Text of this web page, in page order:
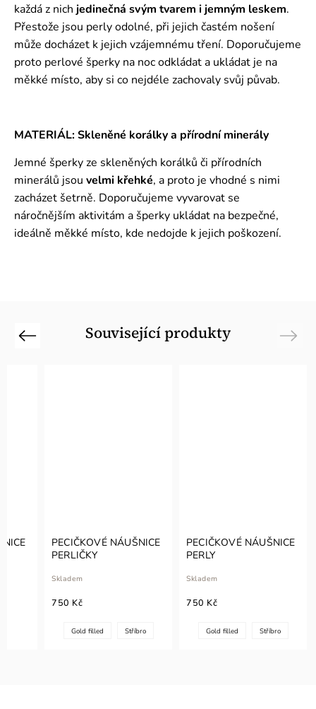
každá z nich jedinečná svým tvarem i jemným leskem.
Přestože jsou perly odolné, při jejich častém nošení
může docházet k jejich vzájemnému tření. Doporučujeme
proto perlové šperky na noc odkládat a ukládat je na
měkké místo, aby si co nejdéle zachovaly svůj půvab.
MATERIÁL: Skleněné korálky a přírodní minerály
Jemné šperky ze skleněných korálků či přírodních
minerálů jsou velmi křehké, a proto je vhodné s nimi
zacházet šetrně. Doporučujeme vyvarovat se
náročnějším aktivitám a šperky ukládat na bezpečné,
ideálně měkké místo, kde nedojde k jejich poškození.
Související produkty
Previous
PECIČKOVÉ NÁUŠNICE
PERLIČKY
Skladem
750 Kč
Gold filled Stříbro
PECIČKOVÉ NÁUŠNICE
PERLY
Skladem
750 Kč
Gold filled Stříbro
Next